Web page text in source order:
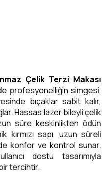
Çelik Terzi Makası
profesyonelliğin simgesi.
bıçaklar sabit kalır,
Hassas lazer bileyli çelik
süre keskinlikten ödün
kırmızı sapı, uzun süreli
konfor ve kontrol sunar.
dostu tasarımıyla
tercihtir.